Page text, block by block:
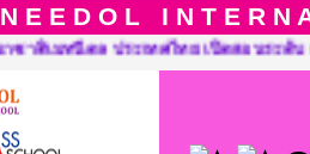
N E E D O L I N T E R
อนุบาล ประถมศึกษาและมัธยมศึกษ